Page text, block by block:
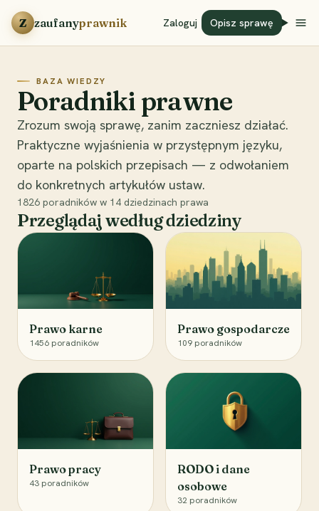
Przejdź do treści
Z zaufanyprawnik Zaloguj Opisz sprawę
BAZA WIEDZY
Poradniki prawne
Zrozum swoją sprawę, zanim zaczniesz działać.
Praktyczne wyjaśnienia w przystępnym języku,
oparte na polskich przepisach — z odwołaniem
do konkretnych artykułów ustaw.
1826 poradników w 14 dziedzinach prawa
Przeglądaj według dziedziny
Prawo karne
1456 poradników
Prawo gospodarcze
109 poradników
Prawo pracy
43 poradników
RODO i dane
osobowe
32 poradników